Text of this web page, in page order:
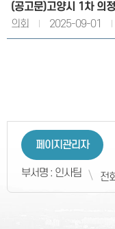
(공고문)고양시 1차 의
의회
2025-09-01
페이지관리자
부서명 : 인사팀 전